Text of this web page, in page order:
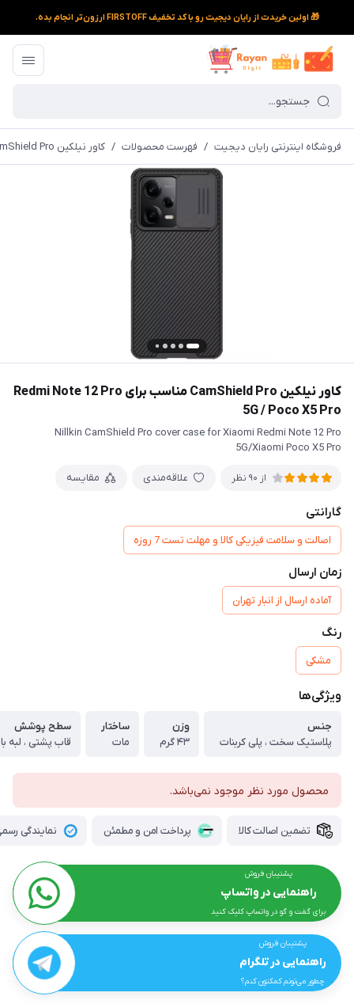
🎁 اولین خریدت از رایان دیجیت رو با کد تخفیف FIRSTOFF ارزون‌تر انجام بده.
فروشگاه اینترنتی رایان دیجیت / فهرست محصولات / کاور نیلکین CamShield Pro مناسب برای Redmi Note 12 Pro 5G / Poco X5 Pro
کاور نیلکین CamShield Pro مناسب برای Redmi Note 12 Pro
5G / Poco X5 Pro
Nillkin CamShield Pro cover case for Xiaomi Redmi Note 12 Pro
5G/Xiaomi Poco X5 Pro
از 90 نظر علاقه‌مندی مقایسه
گارانتی
اصالت و سلامت فیزیکی کالا و مهلت تست 7 روزه
زمان ارسال
آماده ارسال از انبار تهران
رنگ
مشکی
ویژگی‌ها
جنس
پلاستیک سخت ، پلی کربنات
وزن
۴۳ گرم
ساختار
مات
سطح پوشش
محصول مورد نظر موجود نمی‌باشد.
تضمین اصالت کالا پرداخت امن و مطمئن نمایندگی
پشتیبان فروش
راهنمایی در واتساپ
برای گفت و گو در واتساپ کلیک کنید
پشتیبان فروش
راهنمایی در تلگرام
چطور می‌تونم کمکتون کنم؟